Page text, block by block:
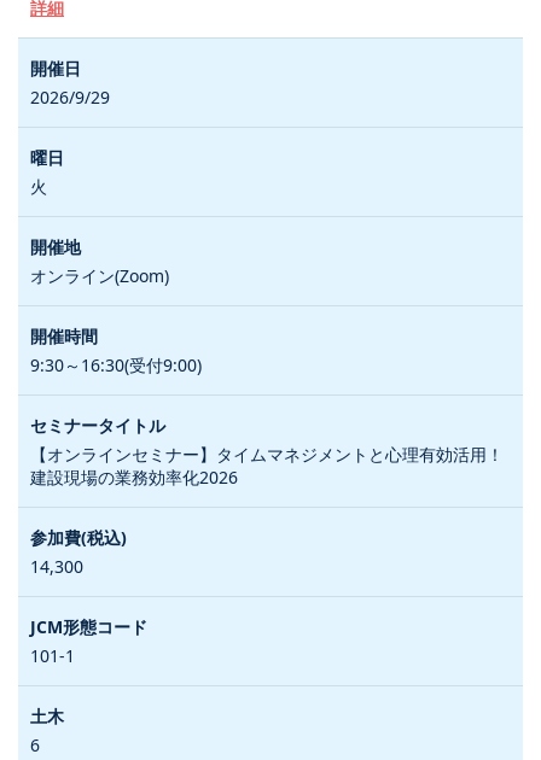
詳細
2026/9/29
火
オンライン(Zoom)
9:30～16:30(受付9:00)
【オンラインセミナー】タイムマネジメントと心理有効活用！
建設現場の業務効率化2026
14,300
101-1
6